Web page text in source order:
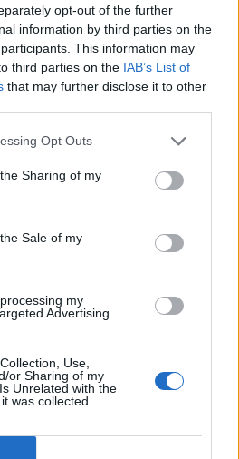
opt-out of the further
information by third parties on the
This information may
third parties on the IAB’s List of
that may further disclose it to other
Opt Outs
Sharing of my
Sale of my
my
Advertising.
Use,
or Sharing of my
Unrelated with the
was collected.
за първи път